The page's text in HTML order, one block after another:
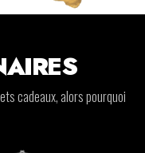
cadeaux, alors pourquoi